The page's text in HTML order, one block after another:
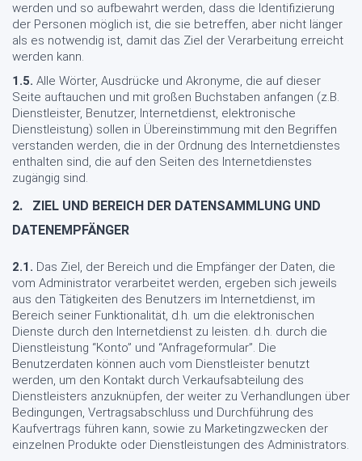
werden und so aufbewahrt werden, dass die Identifizierung
der Personen möglich ist, die sie betreffen, aber nicht länger
als es notwendig ist, damit das Ziel der Verarbeitung erreicht
werden kann.
1.5. Alle Wörter, Ausdrücke und Akronyme, die auf dieser
Seite auftauchen und mit großen Buchstaben anfangen (z.B.
Dienstleister, Benutzer, Internetdienst, elektronische
Dienstleistung) sollen in Übereinstimmung mit den Begriffen
verstanden werden, die in der Ordnung des Internetdienstes
enthalten sind, die auf den Seiten des Internetdienstes
zugängig sind.
2. ZIEL UND BEREICH DER DATENSAMMLUNG UND
DATENEMPFÄNGER
2.1. Das Ziel, der Bereich und die Empfänger der Daten, die
vom Administrator verarbeitet werden, ergeben sich jeweils
aus den Tätigkeiten des Benutzers im Internetdienst, im
Bereich seiner Funktionalität, d.h. um die elektronischen
Dienste durch den Internetdienst zu leisten. d.h. durch die
Dienstleistung “Konto” und “Anfrageformular”. Die
Benutzerdaten können auch vom Dienstleister benutzt
werden, um den Kontakt durch Verkaufsabteilung des
Dienstleisters anzuknüpfen, der weiter zu Verhandlungen über
Bedingungen, Vertragsabschluss und Durchführung des
Kaufvertrags führen kann, sowie zu Marketingzwecken der
einzelnen Produkte oder Dienstleistungen des Administrators.